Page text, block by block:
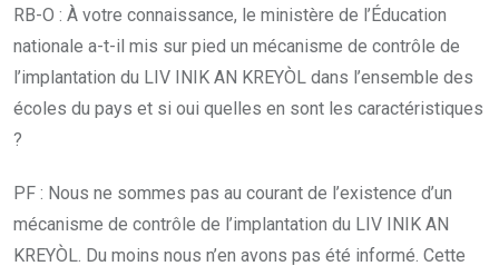
RB-O : À votre connaissance, le ministère de l’Éducation
nationale a-t-il mis sur pied un mécanisme de contrôle de
l’implantation du LIV INIK AN KREYÒL dans l’ensemble des
écoles du pays et si oui quelles en sont les caractéristiques
?
PF : Nous ne sommes pas au courant de l’existence d’un
mécanisme de contrôle de l’implantation du LIV INIK AN
KREYÒL. Du moins nous n’en avons pas été informé. Cette